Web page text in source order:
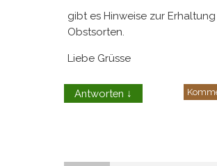
gibt es Hinweise zur
Obstsorten.
Liebe Grüsse
Antworten ↓